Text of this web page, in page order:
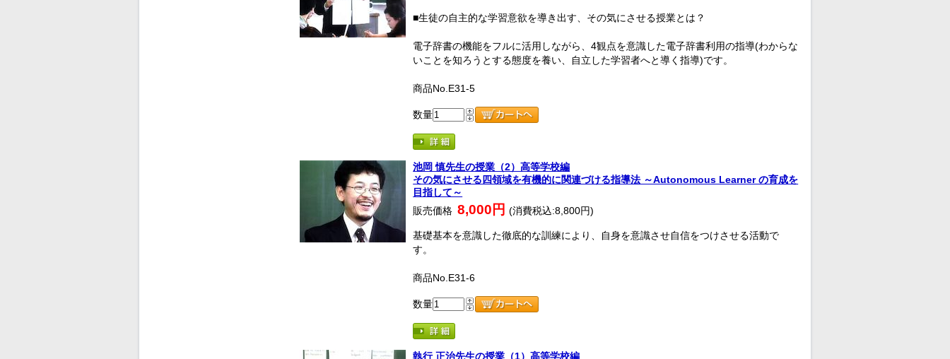
■生徒の自主的な学習意欲を導き出す、その気にさせる授業とは？
電子辞書の機能をフルに活用しながら、4観点を意識した電子辞書利用の指導(わからな
いことを知ろうとする態度を養い、自立した学習者へと導く指導)です。
商品No.E31-5
数量
池岡 慎先生の授業（2）高等学校編
その気にさせる四領域を有機的に関連づける指導法 ～Autonomous Learner の育成を
目指して～
販売価格 8,000円 (消費税込:8,800円)
基礎基本を意識した徹底的な訓練により、自身を意識させ自信をつけさせる活動で
す。
商品No.E31-6
数量
執行 正治先生の授業（1）高等学校編